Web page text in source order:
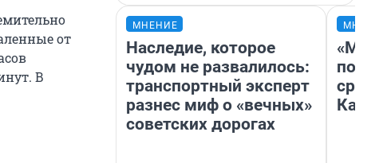
от
В
МНЕНИЕ
Наследие, которое
чудом не развалилось:
транспортный эксперт
разнес миф о «вечных»
советских дорогах